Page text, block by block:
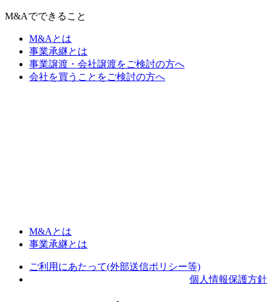
M&Aでできること
M&Aとは
事業承継とは
事業譲渡・会社譲渡をご検討の方へ
会社を買うことをご検討の方へ
M&Aとは
事業承継とは
ご利用にあたって(外部送信ポリシー等)
個人情報保護方針